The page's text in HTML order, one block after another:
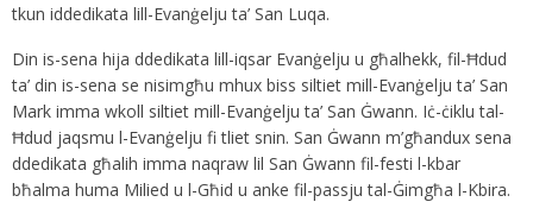
tkun iddedikata lill-Evanġelju ta’ San Luqa.
Din is-sena hija ddedikata lill-iqsar Evanġelju u għalhekk, fil-Ħdud
ta’ din is-sena se nisimgħu mhux biss siltiet mill-Evanġelju ta’ San
Mark imma wkoll siltiet mill-Evanġelju ta’ San Ġwann. Iċ-ċiklu tal-
Ħdud jaqsmu l-Evanġelju fi tliet snin. San Ġwann m’għandux sena
ddedikata għalih imma naqraw lil San Ġwann fil-festi l-kbar
bħalma huma Milied u l-Għid u anke fil-passju tal-Ġimgħa l-Kbira.